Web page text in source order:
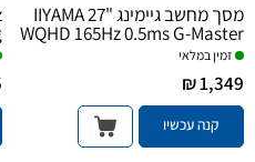
מסך מחשב גיימינג IIYAMA 27"
WQHD 165Hz 0.5ms G-Master
Gaming IPS
זמין במלאי
1,349 ₪
קנה עכשיו